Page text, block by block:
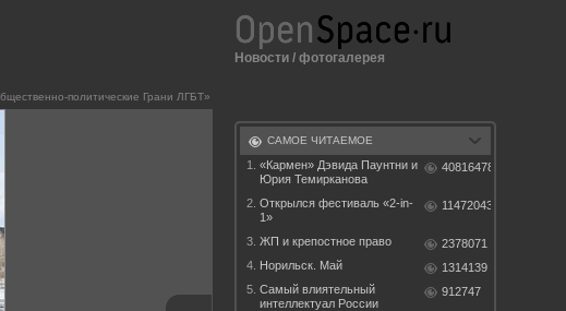
политические Грани ЛГБТ»
Новости / фотогалерея
САМОЕ ЧИТАЕМОЕ
1.
«Кармен» Дэвида Паунтни и
Юрия Темирканова
40816478
2. Открылся фестиваль «2-in-
1»
11472043
3. ЖП и крепостное право
2378071
4. Норильск. Май
1314139
5. Самый влиятельный
интеллектуал России
912747